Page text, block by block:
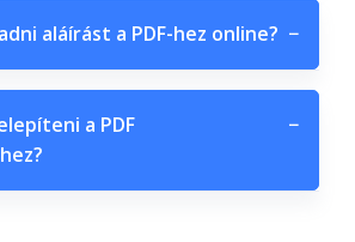
aláírást a PDF-hez online? −
a PDF
−